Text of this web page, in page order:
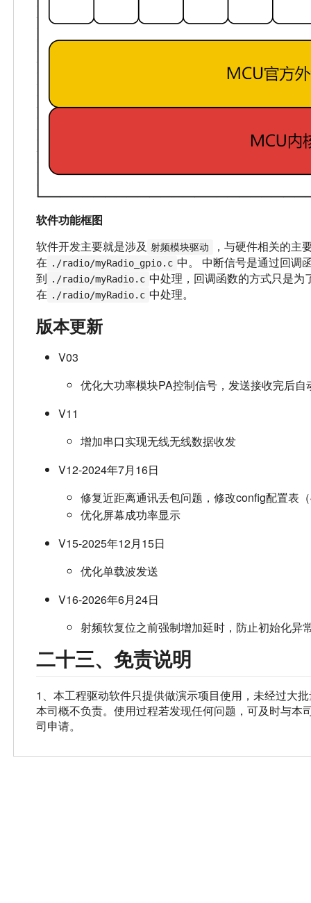
软件功能框图
软件开发主要就是涉及 射频模块驱动
，与硬件相关的主
在 ./radio/myRadio_gpio.c 中。 中断信号是通过回调
到 ./radio/myRadio.c 中处理，回调函数的方式只是
在 ./radio/myRadio.c 中处理。
版本更新
V03
优化大功率模块PA控制信号，发送接收完后
V11
增加串口实现无线无线数据收发
V12-2024年7月16日
修复近距离通讯丢包问题，修改config配置表
优化屏幕成功率显示
V15-2025年12月15日
优化单载波发送
V16-2026年6月24日
射频软复位之前强制增加延时，防止初始化异
二十三、免责说明
1、本工程驱动软件只提供做演示项目使用，未经过大
本司概不负责。使用过程若发现任何问题，可及时与
司申请。